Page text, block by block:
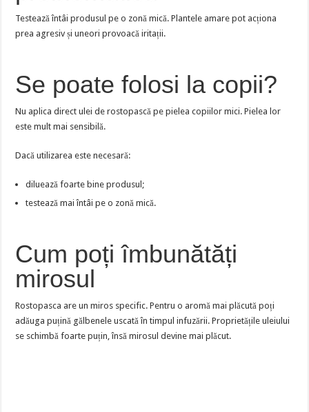
Testează întâi produsul pe o zonă mică. Plantele amare pot acționa
prea agresiv și uneori provoacă iritații.
Se poate folosi la copii?
Nu aplica direct ulei de rostopască pe pielea copiilor mici. Pielea lor
este mult mai sensibilă.
Dacă utilizarea este necesară:
diluează foarte bine produsul;
testează mai întâi pe o zonă mică.
Cum poți îmbunătăți
mirosul
Rostopasca are un miros specific. Pentru o aromă mai plăcută poți
adăuga puțină gălbenele uscată în timpul infuzării. Proprietățile uleiului
se schimbă foarte puțin, însă mirosul devine mai plăcut.